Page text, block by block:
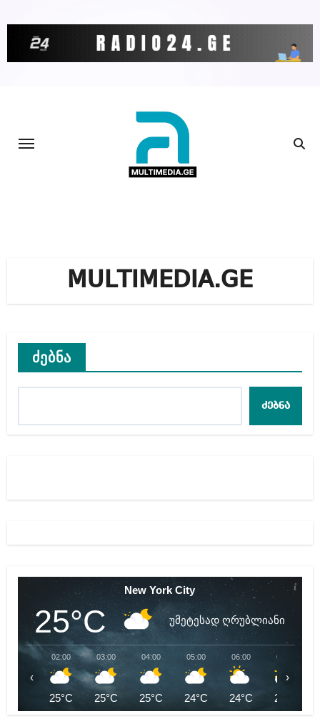
content
MULTIMEDIA.GE
ძებნა
ძებნა
New York City
25°C უმეტესად ღრუბლიანი
02:00
25°C
03:00
25°C
04:00
25°C
05:00
24°C
06:00
24°C
07:00
24°C
‹ ›